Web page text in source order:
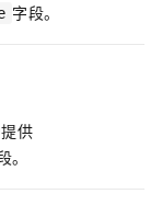
字段。
供
。